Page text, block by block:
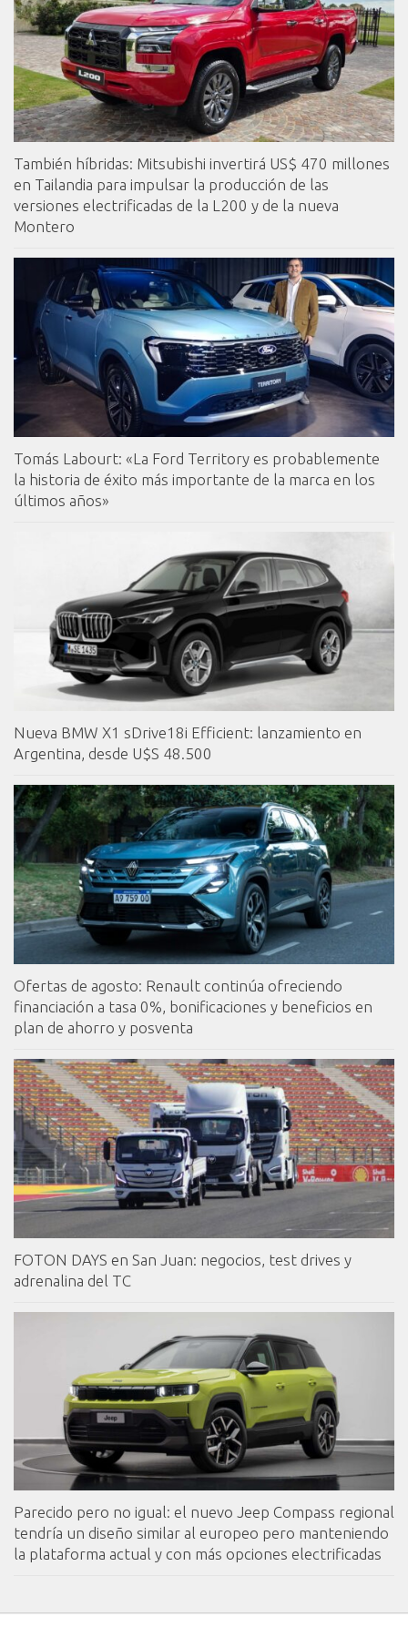
También híbridas: Mitsubishi invertirá US$ 470 millones
en Tailandia para impulsar la producción de las
versiones electrificadas de la L200 y de la nueva
Montero
Tomás Labourt: «La Ford Territory es probablemente
la historia de éxito más importante de la marca en los
últimos años»
Nueva BMW X1 sDrive18i Efficient: lanzamiento en
Argentina, desde U$S 48.500
Ofertas de agosto: Renault continúa ofreciendo
financiación a tasa 0%, bonificaciones y beneficios en
plan de ahorro y posventa
FOTON DAYS en San Juan: negocios, test drives y
adrenalina del TC
Parecido pero no igual: el nuevo Jeep Compass regional
tendría un diseño similar al europeo pero manteniendo
la plataforma actual y con más opciones electrificadas